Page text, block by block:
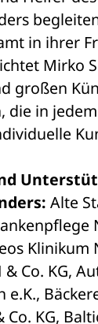
in ihrer
Mirko
großen
die in
Alte
Klinikum
Co. KG,
Co. KG,